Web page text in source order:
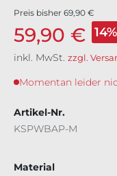
Preis bisher 69,90 €
59,90 € 14%
inkl. MwSt. zzgl.
Momentan leider
Artikel-Nr.
KSPWBAP-M
Material